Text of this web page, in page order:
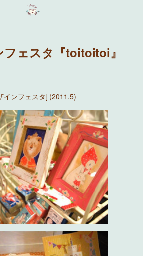
ェスタ『toitoitoi』
インフェスタ] (2011.5)